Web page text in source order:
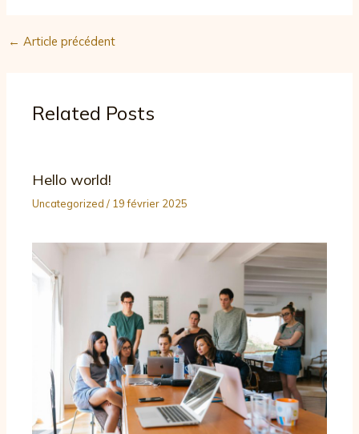
← Article précédent
Related Posts
Hello world!
Uncategorized / 19 février 2025